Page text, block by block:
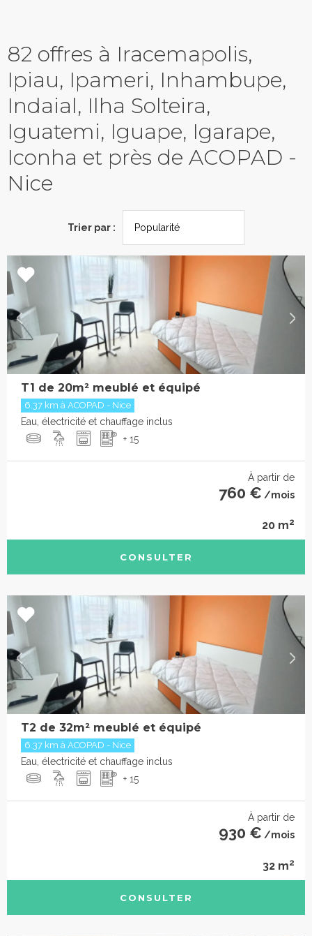
82 offres à Iracemapolis,
Ipiau, Ipameri, Inhambupe,
Indaial, Ilha Solteira,
Iguatemi, Iguape, Igarape,
Iconha et près de ACOPAD -
Nice
Trier par :
T1 de 20m² meublé et équipé
6.37 km à ACOPAD - Nice
Eau, électricité et chauffage inclus
+ 15
À partir de
760 € /mois
20 m2
CONSULTER
T2 de 32m² meublé et équipé
6.37 km à ACOPAD - Nice
Eau, électricité et chauffage inclus
+ 15
À partir de
930 € /mois
32 m2
CONSULTER